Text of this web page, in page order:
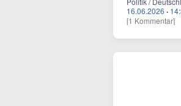
16.06.2026 ·
[1 Kommentar]